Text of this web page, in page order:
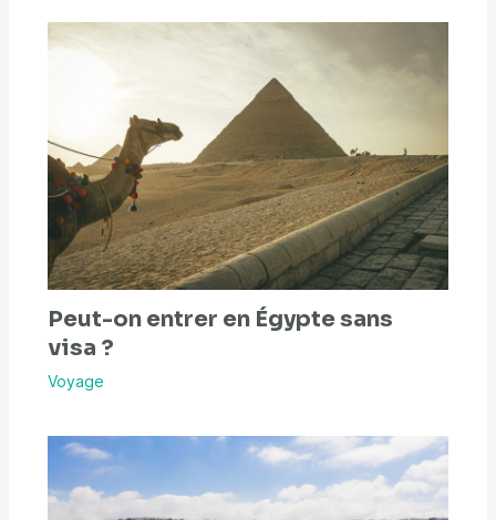
Peut-on entrer en Égypte sans
visa ?
Voyage